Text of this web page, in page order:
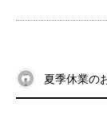
夏季休業の